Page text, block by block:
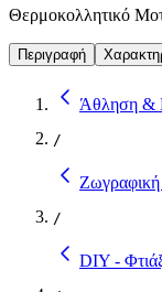
Θερμοκολλητικό
Περιγραφή
Άθληση &
/
/
DIY -